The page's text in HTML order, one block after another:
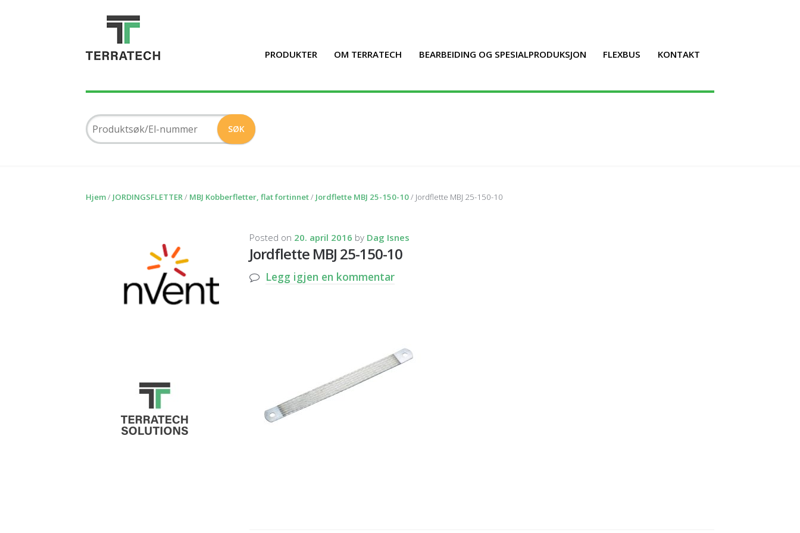
PRODUKTER OM TERRATECH BEARBEIDING OG SPESIALPRODUKSJON FLEXBUS KONTAKT
Hjem/ JORDINGSFLETTER / MBJ Kobberfletter, flat fortinnet/ Jordflette MBJ 25-150-10/ Jordflette MBJ 25-150-10
Posted on 20. april 2016 by Dag Isnes
Jordflette MBJ 25-150-10
Legg igjen en kommentar